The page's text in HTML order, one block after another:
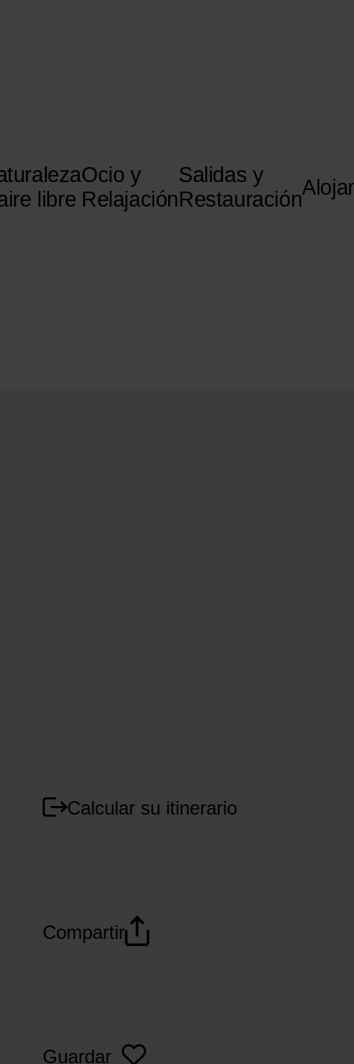
libre
Ocio y
Relajación
Salidas y
Restauración
Calcular su itinerario
Compartir
Guardar